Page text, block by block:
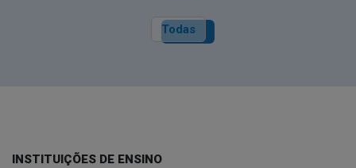
Todas
INSTITUIÇÕES DE ENSINO